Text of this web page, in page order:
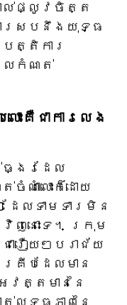
ាល់ផ្លូវចិត្ត
ាស្របនឹងយុទ្ធ
ត្តិការ
ែលកំណត់
ះគឺជាការលេង
ធ្ងរដែល
ណាំលោះក៏ដោយ
ដែលទាមទារមិន
វិញនោះទេ។ ក្រុម
រឿយៗបរាជ័យ
បដែលមាន
វត្តមាននៃ
លទ្ធភាពនៃ